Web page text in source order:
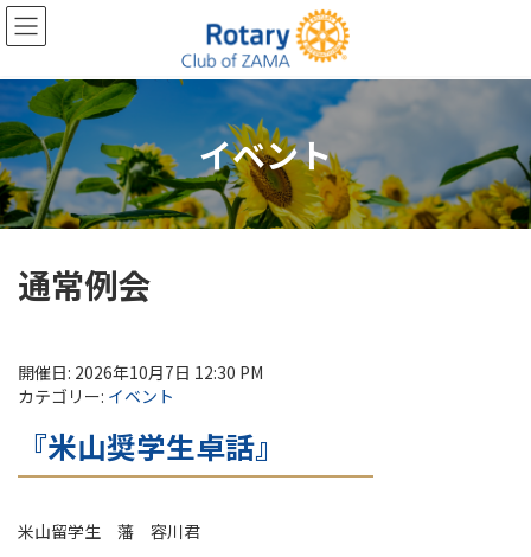
コ
ン
ン
ツ
へ
ス
キ
ッ
プ
ナ
ビ
ー
シ
ョ
ン
に
移
動
イベント
通常例会
開催日: 2026年10月7日 12:30 PM
カテゴリー: イベント
『米山奨学生卓話』
米山留学生 藩 容川君